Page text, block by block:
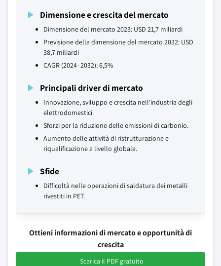
Dimensione e crescita del mercato
Dimensione del mercato 2023: USD 21,7 miliardi
Previsione della dimensione del mercato 2032: USD
38,7 miliardi
CAGR (2024–2032): 6,5%
Principali driver di mercato
Innovazione, sviluppo e crescita nell'industria degli
elettrodomestici.
Sforzi per la riduzione delle emissioni di carbonio.
Aumento delle attività di ristrutturazione e
riqualificazione a livello globale.
Sfide
Difficoltà nelle operazioni di saldatura dei metalli
rivestiti in PET.
Ottieni informazioni di mercato e opportunità di
crescita
Scarica il PDF gratuito